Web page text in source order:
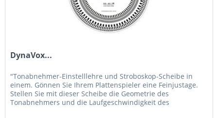
DynaVox...
"Tonabnehmer-Einstelllehre und Stroboskop-Scheibe in
einem. Gönnen Sie Ihrem Plattenspieler eine Feinjustage.
Stellen Sie mit dieser Scheibe die Geometrie des
Tonabnehmers und die Laufgeschwindigkeit des